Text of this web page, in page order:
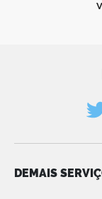
DEMAIS